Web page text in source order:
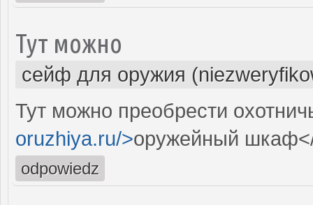
Тут можно
сейф для оружия
Тут можно преобрести
oruzhiya.ru/>оружейный
odpowiedz